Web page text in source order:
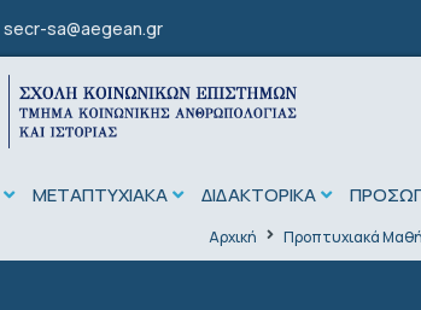
secr-sa@aegean.gr
ΜΕΤΑΠΤΥΧΙΑΚΑ ΔΙΔΑΚΤΟΡΙΚΑ
Αρχική Προπτυχιακά